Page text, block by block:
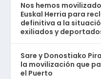
Nos hemos
Euskal Herria para
definitiva a la
exiliados y
Sare y Donostiako
la movilización que
el Puerto